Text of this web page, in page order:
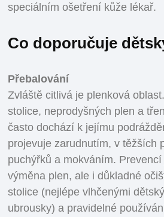
speciálním ošetření kůže lékař.
Co doporučuje
Přebalování
Zvláště citlivá je plenková
stolice, neprodyšných plen a
často dochází k jejímu
projevuje zarudnutím, v těžších
puchýřků a mokváním.
výměna plen, ale i důkladné
stolice (nejlépe vlhčenými
ubrousky) a pravidelné